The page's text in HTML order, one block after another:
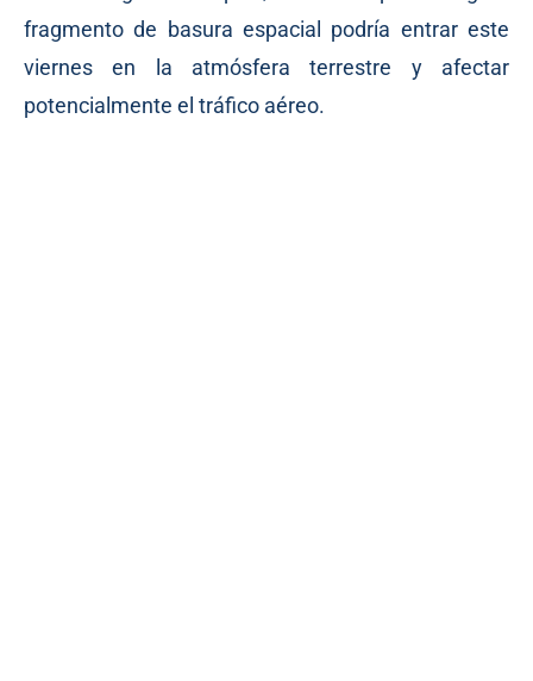
fragmento de basura espacial podría entrar este
viernes en la atmósfera terrestre y afectar
potencialmente el tráfico aéreo.